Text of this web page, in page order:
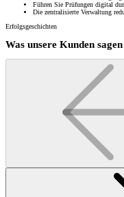
Führen Sie Prüfungen digital
Die zentralisierte Verwaltung
Erfolgsgeschichten
Was unsere Kunden sagen